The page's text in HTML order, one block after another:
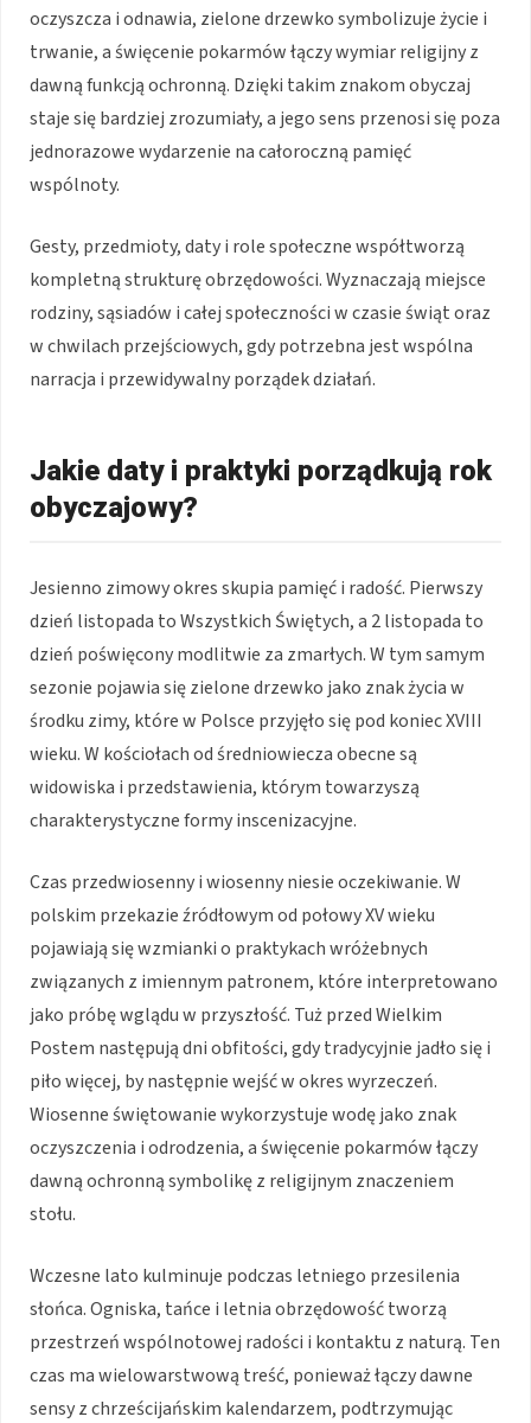
oczyszcza i odnawia, zielone drzewko symbolizuje życie i
trwanie, a święcenie pokarmów łączy wymiar religijny z
dawną funkcją ochronną. Dzięki takim znakom obyczaj
staje się bardziej zrozumiały, a jego sens przenosi się poza
jednorazowe wydarzenie na całoroczną pamięć
wspólnoty.
Gesty, przedmioty, daty i role społeczne współtworzą
kompletną strukturę obrzędowości. Wyznaczają miejsce
rodziny, sąsiadów i całej społeczności w czasie świąt oraz
w chwilach przejściowych, gdy potrzebna jest wspólna
narracja i przewidywalny porządek działań.
Jakie daty i praktyki porządkują rok
obyczajowy?
Jesienno zimowy okres skupia pamięć i radość. Pierwszy
dzień listopada to Wszystkich Świętych, a 2 listopada to
dzień poświęcony modlitwie za zmarłych. W tym samym
sezonie pojawia się zielone drzewko jako znak życia w
środku zimy, które w Polsce przyjęło się pod koniec XVIII
wieku. W kościołach od średniowiecza obecne są
widowiska i przedstawienia, którym towarzyszą
charakterystyczne formy inscenizacyjne.
Czas przedwiosenny i wiosenny niesie oczekiwanie. W
polskim przekazie źródłowym od połowy XV wieku
pojawiają się wzmianki o praktykach wróżebnych
związanych z imiennym patronem, które interpretowano
jako próbę wglądu w przyszłość. Tuż przed Wielkim
Postem następują dni obfitości, gdy tradycyjnie jadło się i
piło więcej, by następnie wejść w okres wyrzeczeń.
Wiosenne świętowanie wykorzystuje wodę jako znak
oczyszczenia i odrodzenia, a święcenie pokarmów łączy
dawną ochronną symbolikę z religijnym znaczeniem
stołu.
Wczesne lato kulminuje podczas letniego przesilenia
słońca. Ogniska, tańce i letnia obrzędowość tworzą
przestrzeń wspólnotowej radości i kontaktu z naturą. Ten
czas ma wielowarstwową treść, ponieważ łączy dawne
sensy z chrześcijańskim kalendarzem, podtrzymując